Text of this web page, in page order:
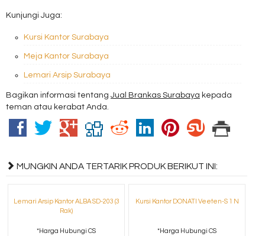
Kunjungi Juga:
Kursi Kantor Surabaya
Meja Kantor Surabaya
Lemari Arsip Surabaya
Bagikan informasi tentang Jual Brankas Surabaya kepada
teman atau kerabat Anda.
MUNGKIN ANDA TERTARIK PRODUK BERIKUT INI:
Lemari Arsip Kantor ALBA SD-203 (3
Rak)
*Harga Hubungi CS
Kursi Kantor DONATI Veeten-S 1 N
*Harga Hubungi CS